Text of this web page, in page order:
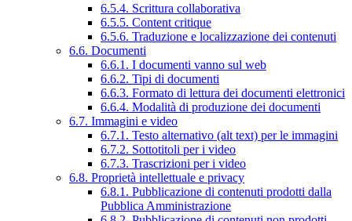
6.5.4. Scrittura collaborativa
6.5.5. Content critique
6.5.6. Traduzione e localizzazione dei contenuti
6.6. Documenti
6.6.1. I documenti vanno sul web
6.6.2. Tipi di documenti
6.6.3. Formato di lettura dei documenti elettronici
6.6.4. Modalità di produzione dei documenti
6.7. Immagini e video
6.7.1. Testo alternativo (alt text) per le immagini
6.7.2. Sottotitoli per i video
6.7.3. Trascrizioni per i video
6.8. Proprietà intellettuale e privacy
6.8.1. Pubblicazione di contenuti prodotti dalla
Pubblica Amministrazione